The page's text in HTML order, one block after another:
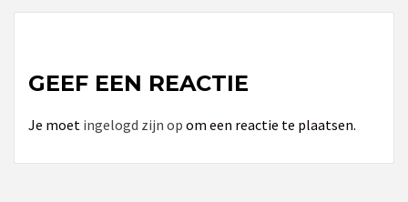
GEEF EEN REACTIE
Je moet ingelogd zijn op om een reactie te plaatsen.